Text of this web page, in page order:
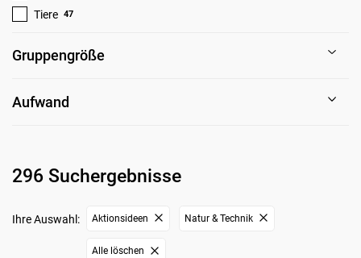
Tiere 47
Gruppengröße
Aufwand
296 Suchergebnisse
Ihre Auswahl: Aktionsideen Natur & Technik
Alle löschen